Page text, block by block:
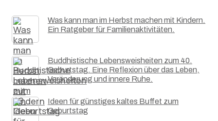
Was kann man im Herbst machen mit Kindern.
Ein Ratgeber für Familienaktivitäten.
Buddhistische Lebensweisheiten zum 40.
Geburtstag. Eine Reflexion über das Leben,
Veränderung und innere Ruhe.
Ideen für günstiges kaltes Buffet zum
Geburtstag